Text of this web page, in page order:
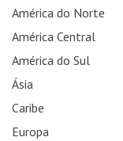
América do Norte
América Central
América do Sul
Ásia
Caribe
Europa